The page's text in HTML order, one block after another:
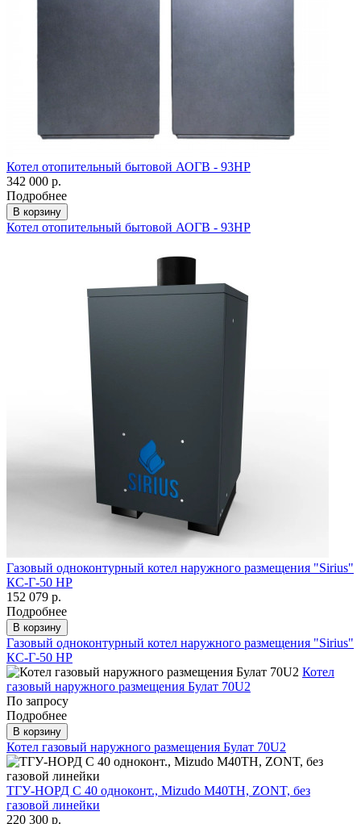
Котел отопительный бытовой АОГВ - 93НР
342 000 р.
Подробнее
В корзину
Котел отопительный бытовой АОГВ - 93НР
Газовый одноконтурный котел наружного размещения "Sirius"
КС-Г-50 НР
152 079 р.
Подробнее
В корзину
Газовый одноконтурный котел наружного размещения "Sirius"
КС-Г-50 НР
Котел
газовый наружного размещения Булат 70U2
По запросу
Подробнее
В корзину
Котел газовый наружного размещения Булат 70U2
ТГУ-НОРД С 40 одноконт., Mizudo M40ТН, ZONT, без
газовой линейки
220 300 р.